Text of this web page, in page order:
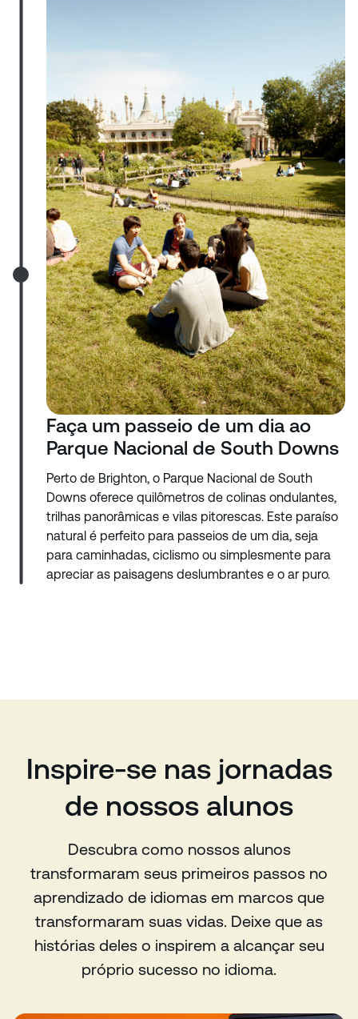
Faça um passeio de um dia ao
Parque Nacional de South Downs
Perto de Brighton, o Parque Nacional de South
Downs oferece quilômetros de colinas ondulantes,
trilhas panorâmicas e vilas pitorescas. Este paraíso
natural é perfeito para passeios de um dia, seja
para caminhadas, ciclismo ou simplesmente para
apreciar as paisagens deslumbrantes e o ar puro.
Inspire-se nas jornadas
de nossos alunos
Descubra como nossos alunos
transformaram seus primeiros passos no
aprendizado de idiomas em marcos que
transformaram suas vidas. Deixe que as
histórias deles o inspirem a alcançar seu
próprio sucesso no idioma.